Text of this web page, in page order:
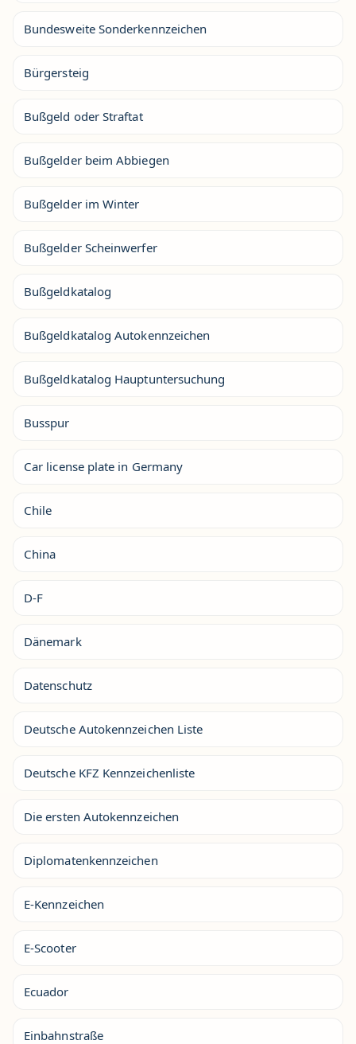
Bundesweite Sonderkennzeichen
Bürgersteig
Bußgeld oder Straftat
Bußgelder beim Abbiegen
Bußgelder im Winter
Bußgelder Scheinwerfer
Bußgeldkatalog
Bußgeldkatalog Autokennzeichen
Bußgeldkatalog Hauptuntersuchung
Busspur
Car license plate in Germany
Chile
China
D-F
Dänemark
Datenschutz
Deutsche Autokennzeichen Liste
Deutsche KFZ Kennzeichenliste
Die ersten Autokennzeichen
Diplomatenkennzeichen
E-Kennzeichen
E-Scooter
Ecuador
Einbahnstraße